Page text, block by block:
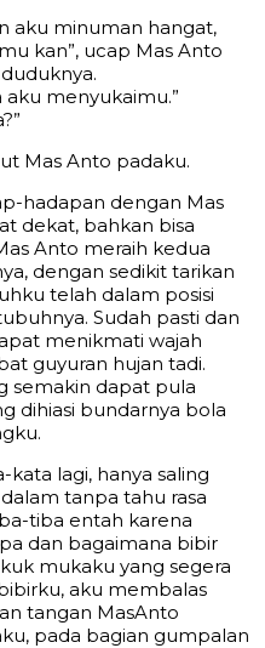
aku minuman hangat,
kan”, ucap Mas Anto
aku menyukaimu.”
Mas Anto padaku.
hadapan dengan Mas
dekat, bahkan bisa
Anto meraih kedua
dengan sedikit tarikan
telah dalam posisi
Sudah pasti dan
menikmati wajah
guyuran hujan tadi.
semakin dapat pula
dihiasi bundarnya bola
lagi, hanya saling
tanpa tahu rasa
tiba entah karena
dan bagaimana bibir
mukaku yang segera
aku membalas
tangan MasAnto
pada bagian gumpalan